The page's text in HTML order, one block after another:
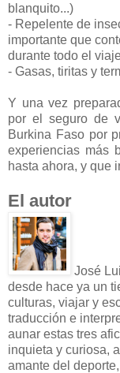
blanquito...)
- Repelente de
importante que
durante todo el
- Gasas, tiritas y
Y una vez
por el seguro de
Burkina Faso por
experiencias más
hasta ahora, y que
El autor
José
desde hace ya un
culturas, viajar y
traducción e
aunar estas tres
inquieta y curiosa,
amante del